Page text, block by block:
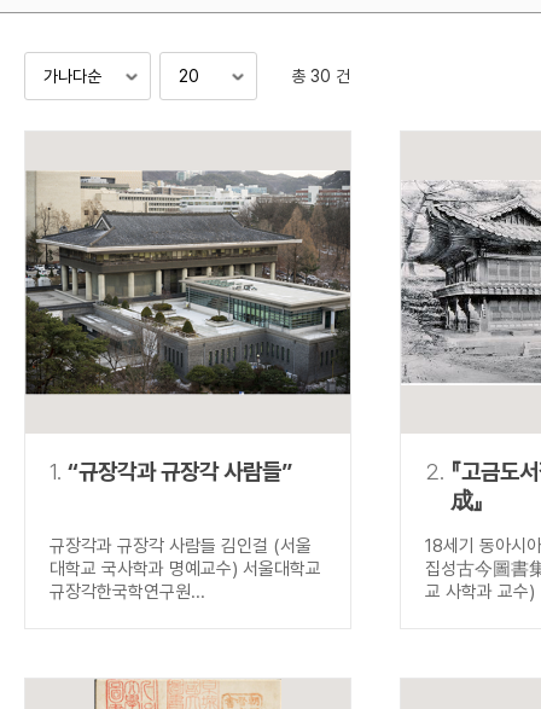
조선 후기
검색 연산자 사용안내
연산자 사용 예
AND 정조 AND 정약용
“정조”와 “정약
색
OR 정조 OR 정약용 “정조” 또는 “정
NOT 정조 NOT 정약용
“정조”가 나온
동시에 여러 개의 연산자를 사용할 수 있습니다.
총 30 건
1. “규장각과 규장각 사람들”
규장각과 규장각 사람들 김인걸 (서울
대학교 국사학과 명예교수) 서울대학교
규장각한국학연구원...
2. 『고금도
成』
18세기 동아시
집성古今圖書
교 사학과 교수)